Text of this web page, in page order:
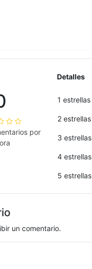
por
Detalles
1 estrellas
2 estrellas
3 estrellas
4 estrellas
5 estrellas
un comentario.